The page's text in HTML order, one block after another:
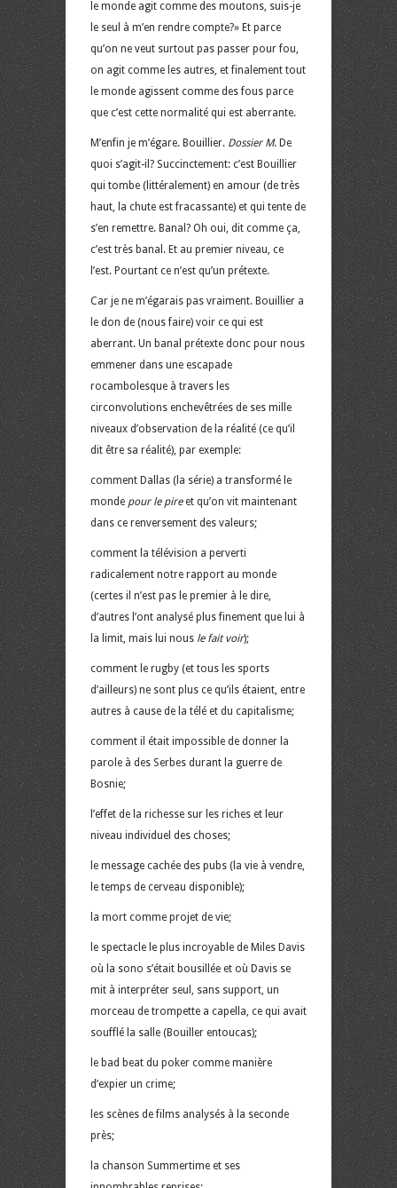
le monde agit comme des moutons, suis-je
le seul à m’en rendre compte?» Et parce
qu’on ne veut surtout pas passer pour fou,
on agit comme les autres, et finalement tout
le monde agissent comme des fous parce
que c’est cette normalité qui est aberrante.
M’enfin je m’égare. Bouillier. Dossier M. De
quoi s’agit-il? Succinctement: c’est Bouillier
qui tombe (littéralement) en amour (de très
haut, la chute est fracassante) et qui tente de
s’en remettre. Banal? Oh oui, dit comme ça,
c’est très banal. Et au premier niveau, ce
l’est. Pourtant ce n’est qu’un prétexte.
Car je ne m’égarais pas vraiment. Bouillier a
le don de (nous faire) voir ce qui est
aberrant. Un banal prétexte donc pour nous
emmener dans une escapade
rocambolesque à travers les
circonvolutions enchevêtrées de ses mille
niveaux d’observation de la réalité (ce qu’il
dit être sa réalité), par exemple:
comment Dallas (la série) a transformé le
monde pour le pireet qu’on vit maintenant
dans ce renversement des valeurs;
comment la télévision a perverti
radicalement notre rapport au monde
(certes il n’est pas le premier à le dire,
d’autres l’ont analysé plus finement que lui à
la limit, mais lui nous le fait voir);
comment le rugby (et tous les sports
d’ailleurs) ne sont plus ce qu’ils étaient, entre
autres à cause de la télé et du capitalisme;
comment il était impossible de donner la
parole à des Serbes durant la guerre de
Bosnie;
l’effet de la richesse sur les riches et leur
niveau individuel des choses;
le message cachée des pubs (la vie à vendre,
le temps de cerveau disponible);
la mort comme projet de vie;
le spectacle le plus incroyable de Miles Davis
où la sono s’était bousillée et où Davis se
mit à interpréter seul, sans support, un
morceau de trompette a capella, ce qui avait
soufflé la salle (Bouiller entoucas);
le bad beat du poker comme manière
d’expier un crime;
les scènes de films analysés à la seconde
près;
la chanson Summertime et ses